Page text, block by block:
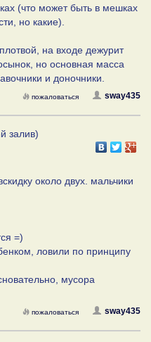
(что может быть в мешках
но какие).
на входе дежурит
но основная масса
и доночники.
sway435
пожаловаться
залив)
около двух. мальчики
=)
ловили по принципу
мусора
sway435
пожаловаться